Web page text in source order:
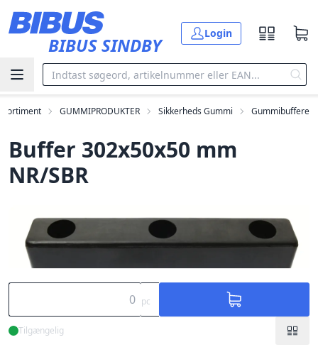
BIBUS SINDBY
Login
Sortiment GUMMIPRODUKTER Sikkerheds Gummi Gummibuffere
Buffer 302x50x50 mm
NR/SBR
pc
Tilgængelig